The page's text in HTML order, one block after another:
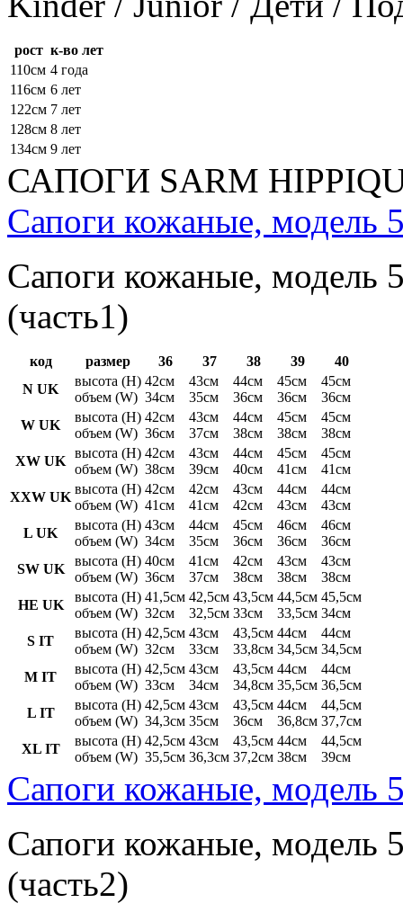
рост к-во лет
110см 4 года
116см 6 лет
122см 7 лет
128см 8 лет
134см 9 лет
САПОГИ SARM
Сапоги кожаные, модель
Сапоги кожаные, модель
(часть1)
код размер 36 37 38 39
40
N UK
высота (H)
объем (W)
42см
34см
43см
35см
44см
36см
45см
36см
45см
36см
W UK
высота (H)
объем (W)
42см
36см
43см
37см
44см
38см
45см
38см
45см
38см
XW UK
высота (H)
объем (W)
42см
38см
43см
39см
44см
40см
45см
41см
45см
41см
XXW UK
высота (H)
объем (W)
42см
41см
42см
41см
43см
42см
44см
43см
44см
43см
L UK
высота (H)
объем (W)
43см
34см
44см
35см
45см
36см
46см
36см
46см
36см
SW UK
высота (H)
объем (W)
40см
36см
41см
37см
42см
38см
43см
38см
43см
38см
HE UK
высота (H)
объем (W)
41,5см
32см
42,5см
32,5см
43,5см
33см
44,5см
33,5см
45,5см
34см
S IT
высота (H)
объем (W)
42,5см
32см
43см
33см
43,5см
33,8см
44см
34,5см
44см
34,5см
M IT
высота (H)
объем (W)
42,5см
33см
43см
34см
43,5см
34,8см
44см
35,5см
44см
36,5см
L IT
высота (H)
объем (W)
42,5см
34,3см
43см
35см
43,5см
36см
44см
36,8см
44,5см
37,7см
XL IT
высота (H)
объем (W)
42,5см
35,5см
43см
36,3см
43,5см
37,2см
44см
38см
44,5см
39см
Сапоги кожаные, модель
Сапоги кожаные, модель
(часть2)